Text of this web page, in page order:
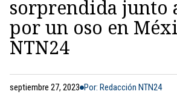
sorprendida junto
por un oso en
NTN24
septiembre 27, 2023 Por: Redacción NTN24